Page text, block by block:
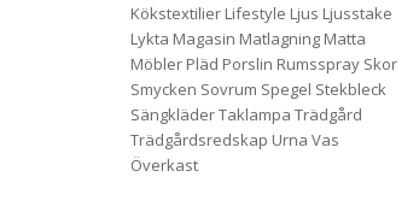
Kökstextilier Lifestyle Ljus Ljusstake
Lykta Magasin Matlagning Matta
Möbler Pläd Porslin Rumsspray Skor
Smycken Sovrum Spegel Stekbleck
SängkläderTaklampa Trädgård
Trädgårdsredskap Urna Vas
Överkast